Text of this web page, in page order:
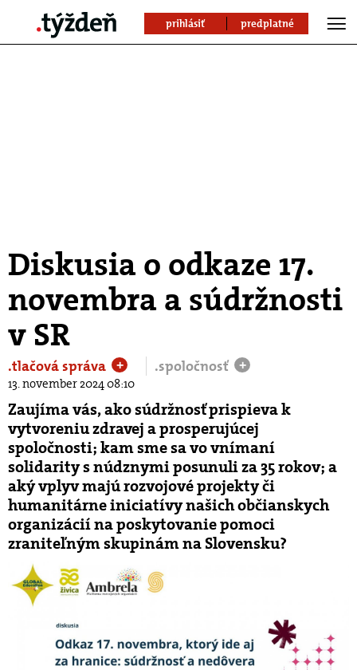
prihlásiť predplatné
Diskusia o odkaze 17.
novembra a súdržnosti
v SR
.tlačová správa + .spoločnosť +
13. november 2024 08:10
Zaujíma vás, ako súdržnosť prispieva k
vytvoreniu zdravej a prosperujúcej
spoločnosti; kam sme sa vo vnímaní
solidarity s núdznymi posunuli za 35 rokov; a
aký vplyv majú rozvojové projekty či
humanitárne iniciatívy našich občianskych
organizácií na poskytovanie pomoci
zraniteľným skupinám na Slovensku?